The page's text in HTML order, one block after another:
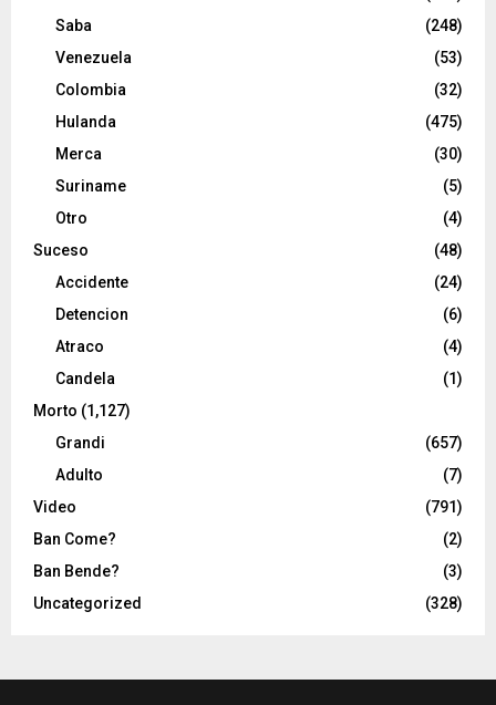
Saba
(248)
Venezuela
(53)
Colombia
(32)
Hulanda
(475)
Merca
(30)
Suriname
(5)
Otro
(4)
Suceso
(48)
Accidente
(24)
Detencion
(6)
Atraco
(4)
Candela
(1)
Morto (1,127)
Grandi
(657)
Adulto
(7)
Video
(791)
Ban Come?
(2)
Ban Bende?
(3)
Uncategorized
(328)